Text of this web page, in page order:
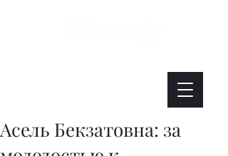
Асель Бекзатовна: за